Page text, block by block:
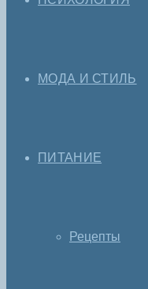
МОДА И СТИЛЬ
ПИТАНИЕ
Рецепты